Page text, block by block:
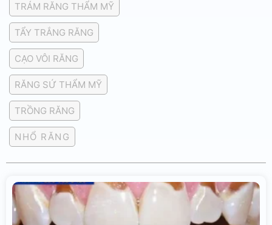
TRÁM RĂNG THẨM MỸ
TẨY TRẮNG RĂNG
CẠO VÔI RĂNG
RĂNG SỨ THẨM MỸ
TRỒNG RĂNG
NHỔ RĂNG